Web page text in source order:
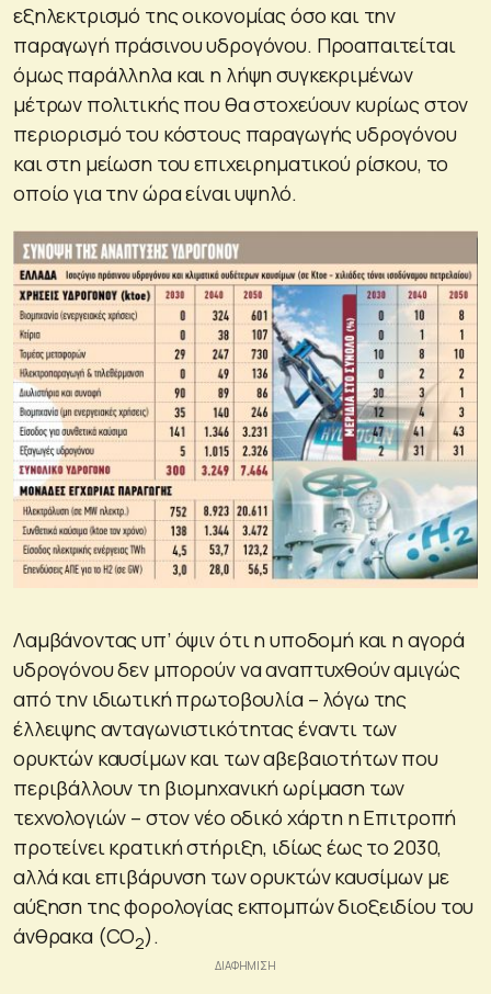
εξηλεκτρισμό της οικονομίας όσο και την
παραγωγή πράσινου υδρογόνου. Προαπαιτείται
όμως παράλληλα και η λήψη συγκεκριμένων
μέτρων πολιτικής που θα στοχεύουν κυρίως στον
περιορισμό του κόστους παραγωγής υδρογόνου
και στη μείωση του επιχειρηματικού ρίσκου, το
οποίο για την ώρα είναι υψηλό.
Λαμβάνοντας υπ’ όψιν ότι η υποδομή και η αγορά
υδρογόνου δεν μπορούν να αναπτυχθούν αμιγώς
από την ιδιωτική πρωτοβουλία – λόγω της
έλλειψης ανταγωνιστικότητας έναντι των
ορυκτών καυσίμων και των αβεβαιοτήτων που
περιβάλλουν τη βιομηχανική ωρίμαση των
τεχνολογιών – στον νέο οδικό χάρτη η Επιτροπή
προτείνει κρατική στήριξη, ιδίως έως το 2030,
αλλά και επιβάρυνση των ορυκτών καυσίμων με
αύξηση της φορολογίας εκπομπών διοξειδίου του
άνθρακα (CO2).